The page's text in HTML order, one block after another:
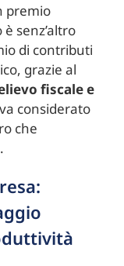
premio
senz’altro
di contributi
grazie al
fiscale e
va considerato
che